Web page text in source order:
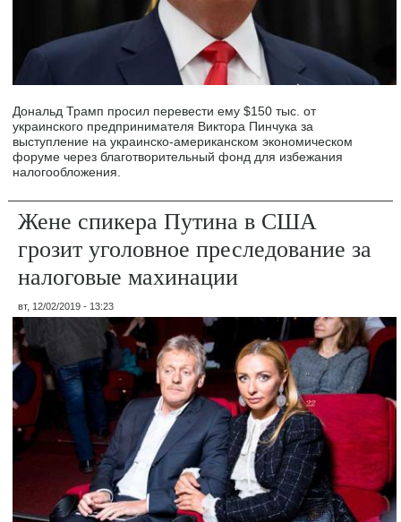
Дональд Трамп просил перевести ему $150 тыс. от
украинского предпринимателя Виктора Пинчука за
выступление на украинско-американском экономическом
форуме через благотворительный фонд для избежания
налогообложения.
Жене спикера Путина в США
грозит уголовное преследование за
налоговые махинации
вт, 12/02/2019 - 13:23